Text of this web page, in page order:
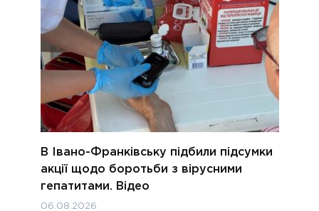
В Івано-Франківську підбили підсумки
акції щодо боротьби з вірусними
гепатитами. Відео
06.08.2026